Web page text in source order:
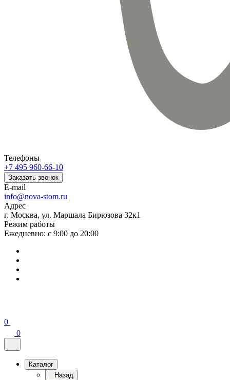
Телефоны
+7 495 960-66-10
Заказать звонок
E-mail
info@nova-stom.ru
Адрес
г. Москва, ул. Маршала Бирюзова 32к1
Режим работы
Ежедневно: с 9:00 до 20:00
0
0
Каталог
Назад